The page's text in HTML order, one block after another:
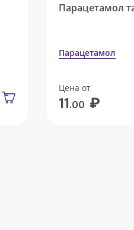
Парацетамол
Парацетамол
Цена от
11.00 ₽